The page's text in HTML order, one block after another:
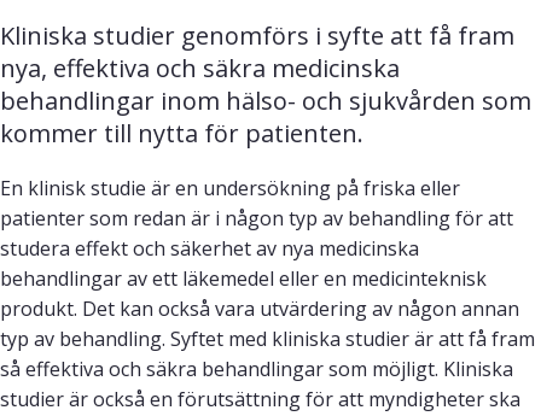
Kliniska studier genomförs i syfte att få fram
nya, effektiva och säkra medicinska
behandlingar inom hälso- och sjukvården som
kommer till nytta för patienten.
En klinisk studie är en undersökning på friska eller
patienter som redan är i någon typ av behandling för att
studera effekt och säkerhet av nya medicinska
behandlingar av ett läkemedel eller en medicinteknisk
produkt. Det kan också vara utvärdering av någon annan
typ av behandling. Syftet med kliniska studier är att få fram
så effektiva och säkra behandlingar som möjligt. Kliniska
studier är också en förutsättning för att myndigheter ska